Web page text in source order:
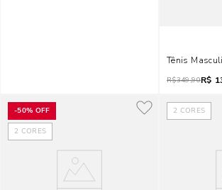
Tênis
R$349,90R$
-50% OFF
2 CORES
2 CORES